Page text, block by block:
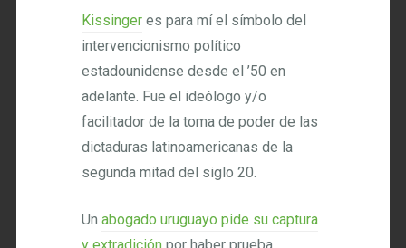
Kissinger es para mí el símbolo del
intervencionismo político
estadounidense desde el ’50 en
adelante. Fue el ideólogo y/o
facilitador de la toma de poder de las
dictaduras latinoamericanas de la
segunda mitad del siglo 20.
Unabogado uruguayo pide su captura